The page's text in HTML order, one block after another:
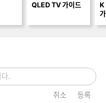
취소 등록